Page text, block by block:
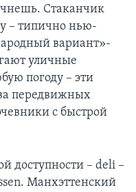
Стаканчик
– типично нью-
вариант»-
уличные
погоду – эти
передвижных
с быстрой
доступности – deli –
Манхэттенский